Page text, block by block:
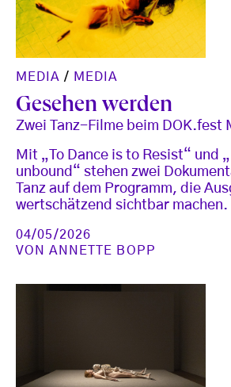
MEDIA / MEDIA
Gesehen werden
Zwei Tanz-Filme beim DOK.fest
Mit „To Dance is to Resist“ und
unbound“ stehen zwei
Tanz auf dem Programm, die
wertschätzend sichtbar machen.
04/05/2026
VONANNETTE BOPP